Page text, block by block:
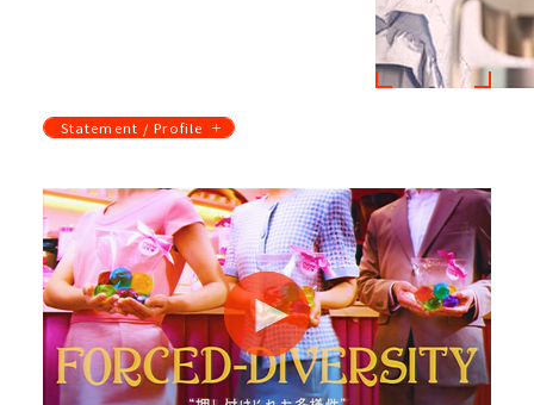
Statement / Profile